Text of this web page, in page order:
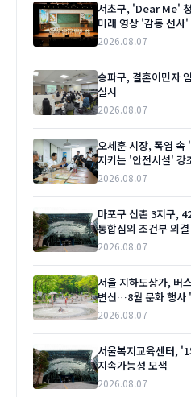
서초구, 'Dear Me'
미래 영상 '감동 선사'
2026.08.07
송파구, 결혼이민자
실시
2026.08.07
오세훈 시장, 폭염
지키는 '안전시설' 강
2026.08.07
마포구 신촌 3지구,
통합심의 조건부 의결
2026.08.07
서울 지하도상가, 버
변신…8월 문화 행사
2026.08.07
서울복지교육센터,
지속가능성 모색
2026.08.07